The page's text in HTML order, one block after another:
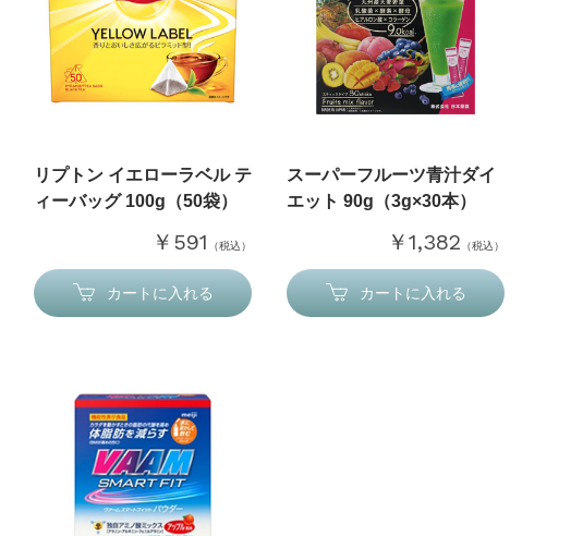
リプトン イエローラベル テ
ィーバッグ 100g（50袋）
￥591 （税込）
カートに入れる
スーパーフルーツ青汁ダイ
エット 90g（3g×30本）
￥1,382 （税込）
カートに入れる